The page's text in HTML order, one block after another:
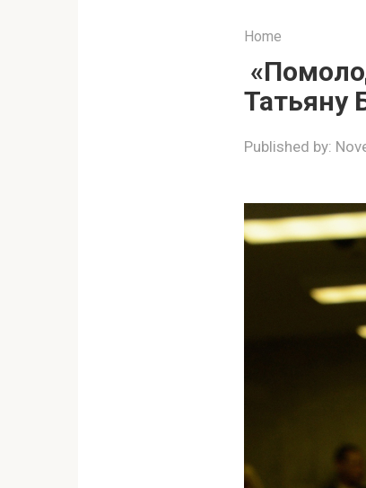
Home
Татьяну
Published by: